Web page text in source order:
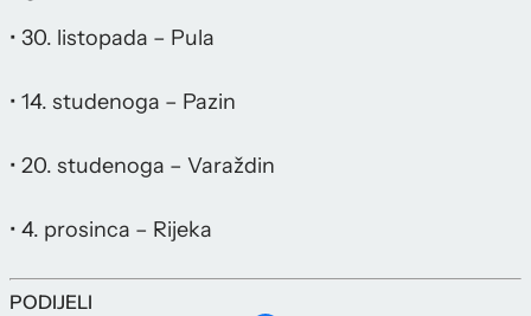
• 30. listopada – Pula
• 14. studenoga – Pazin
• 20. studenoga – Varaždin
• 4. prosinca – Rijeka
PODIJELI